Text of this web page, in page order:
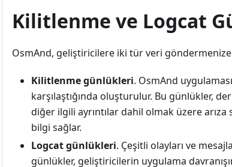
Kilitlenme ve Logcat
OsmAnd, geliştiricilere iki tür veri göndermenize
Kilitlenme günlükleri. OsmAnd
karşılaştığında oluşturulur. Bu günlükler,
diğer ilgili ayrıntılar dahil olmak üzere arıza
bilgi sağlar.
Logcat günlükleri. Çeşitli olayları ve
günlükler, geliştiricilerin uygulama